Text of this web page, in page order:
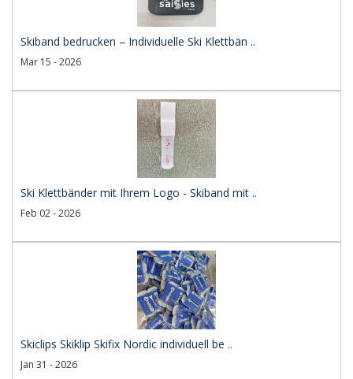
Skiband bedrucken – Individuelle Ski Klettbän ..
Mar 15 - 2026
Ski Klettbänder mit Ihrem Logo - Skiband mit ..
Feb 02 - 2026
Skiclips Skiklip Skifix Nordic individuell be ..
Jan 31 - 2026